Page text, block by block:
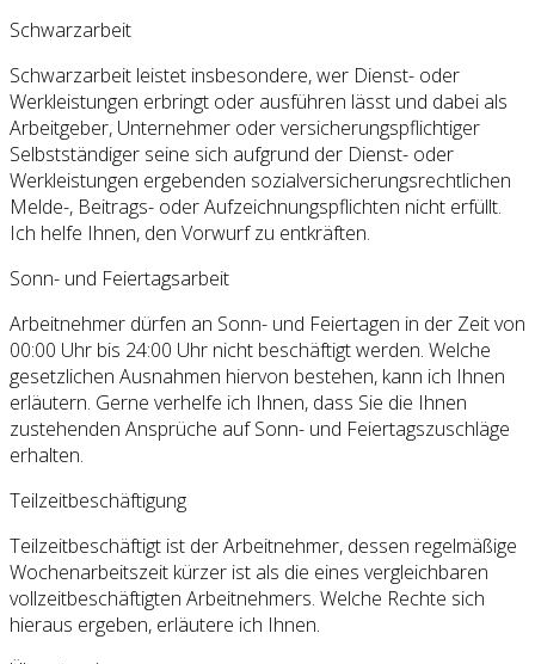
Schwarzarbeit
Schwarzarbeit leistet insbesondere, wer Dienst- oder
Werkleistungen erbringt oder ausführen lässt und dabei als
Arbeitgeber, Unternehmer oder versicherungspflichtiger
Selbstständiger seine sich aufgrund der Dienst- oder
Werkleistungen ergebenden sozialversicherungsrechtlichen
Melde-, Beitrags- oder Aufzeichnungspflichten nicht erfüllt.
Ich helfe Ihnen, den Vorwurf zu entkräften.
Sonn- und Feiertagsarbeit
Arbeitnehmer dürfen an Sonn- und Feiertagen in der Zeit von
00:00 Uhr bis 24:00 Uhr nicht beschäftigt werden. Welche
gesetzlichen Ausnahmen hiervon bestehen, kann ich Ihnen
erläutern. Gerne verhelfe ich Ihnen, dass Sie die Ihnen
zustehenden Ansprüche auf Sonn- und Feiertagszuschläge
erhalten.
Teilzeitbeschäftigung
Teilzeitbeschäftigt ist der Arbeitnehmer, dessen regelmäßige
Wochenarbeitszeit kürzer ist als die eines vergleichbaren
vollzeitbeschäftigten Arbeitnehmers. Welche Rechte sich
hieraus ergeben, erläutere ich Ihnen.